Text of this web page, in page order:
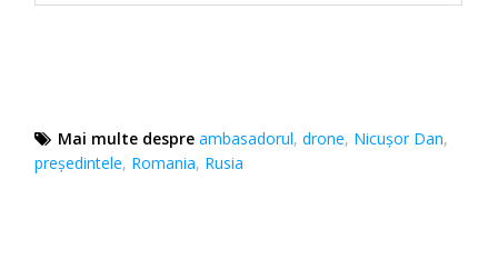
Mai multe despre ambasadorul,drone, Nicușor Dan,
președintele, Romania, Rusia